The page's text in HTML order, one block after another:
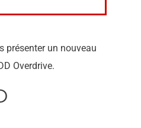
présenter un nouveau
Overdrive.